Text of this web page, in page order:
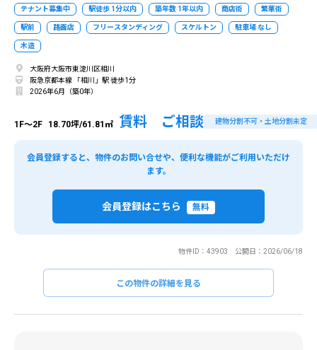
テナント募集中 駅徒歩 1分以内 築年数 1年以内 商店街 繁華街
駅前 路面店 フリースタンディング スケルトン 駐車場 なし
木造
大阪府大阪市東淀川区相川
阪急京都本線 「相川」駅 徒歩1分
2026年6月（築0年）
1F～2F 18.70坪/61.81㎡ 賃料 ご相談 建物分割不可・土地分割未定
会員登録すると、物件のお問い合せや、便利な機能がご利用いただけ
ます。
会員登録はこちら 無料
物件ID：43903 公開日：2026/06/18
この物件の詳細を見る